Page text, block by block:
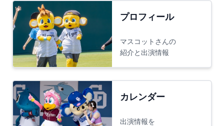
プロフィール
マスコットさんの
紹介と出演情報
カレンダー
出演情報を